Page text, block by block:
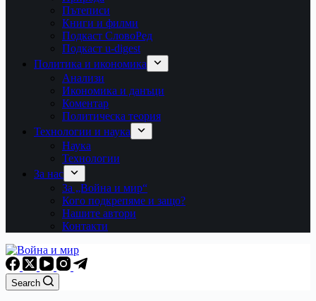
Пътеписи
Книги и филми
Подкаст СловоРед
Подкаст u-digest
Политика и икономика
Анализи
Икономика и данъци
Коментар
Политическа теория
Технологии и наука
Наука
Технологии
За нас
За „Война и мир“
Кого подкрепяме и защо?
Нашите автори
Контакти
Search